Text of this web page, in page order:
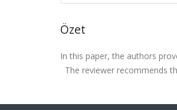
Özet
In this paper, the authors
The reviewer recommends